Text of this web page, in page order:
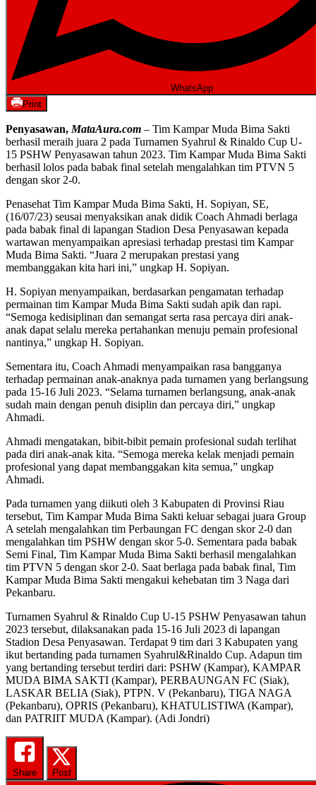
WhatsApp
Print
Penyasawan, MataAura.com – Tim Kampar Muda Bima Sakti
berhasil meraih juara 2 pada Turnamen Syahrul & Rinaldo Cup U-
15 PSHW Penyasawan tahun 2023. Tim Kampar Muda Bima Sakti
berhasil lolos pada babak final setelah mengalahkan tim PTVN 5
dengan skor 2-0.
Penasehat Tim Kampar Muda Bima Sakti, H. Sopiyan, SE,
(16/07/23) seusai menyaksikan anak didik Coach Ahmadi berlaga
pada babak final di lapangan Stadion Desa Penyasawan kepada
wartawan menyampaikan apresiasi terhadap prestasi tim Kampar
Muda Bima Sakti. “Juara 2 merupakan prestasi yang
membanggakan kita hari ini,” ungkap H. Sopiyan.
H. Sopiyan menyampaikan, berdasarkan pengamatan terhadap
permainan tim Kampar Muda Bima Sakti sudah apik dan rapi.
“Semoga kedisiplinan dan semangat serta rasa percaya diri anak-
anak dapat selalu mereka pertahankan menuju pemain profesional
nantinya,” ungkap H. Sopiyan.
Sementara itu, Coach Ahmadi menyampaikan rasa bangganya
terhadap permainan anak-anaknya pada turnamen yang berlangsung
pada 15-16 Juli 2023. “Selama turnamen berlangsung, anak-anak
sudah main dengan penuh disiplin dan percaya diri,” ungkap
Ahmadi.
Ahmadi mengatakan, bibit-bibit pemain profesional sudah terlihat
pada diri anak-anak kita. “Semoga mereka kelak menjadi pemain
profesional yang dapat membanggakan kita semua,” ungkap
Ahmadi.
Pada turnamen yang diikuti oleh 3 Kabupaten di Provinsi Riau
tersebut, Tim Kampar Muda Bima Sakti keluar sebagai juara Group
A setelah mengalahkan tim Perbaungan FC dengan skor 2-0 dan
mengalahkan tim PSHW dengan skor 5-0. Sementara pada babak
Semi Final, Tim Kampar Muda Bima Sakti berhasil mengalahkan
tim PTVN 5 dengan skor 2-0. Saat berlaga pada babak final, Tim
Kampar Muda Bima Sakti mengakui kehebatan tim 3 Naga dari
Pekanbaru.
Turnamen Syahrul & Rinaldo Cup U-15 PSHW Penyasawan tahun
2023 tersebut, dilaksanakan pada 15-16 Juli 2023 di lapangan
Stadion Desa Penyasawan. Terdapat 9 tim dari 3 Kabupaten yang
ikut bertanding pada turnamen Syahrul&Rinaldo Cup. Adapun tim
yang bertanding tersebut terdiri dari: PSHW (Kampar), KAMPAR
MUDA BIMA SAKTI (Kampar), PERBAUNGAN FC (Siak),
LASKAR BELIA (Siak), PTPN. V (Pekanbaru), TIGA NAGA
(Pekanbaru), OPRIS (Pekanbaru), KHATULISTIWA (Kampar),
dan PATRIIT MUDA (Kampar). (Adi Jondri)
Share Post